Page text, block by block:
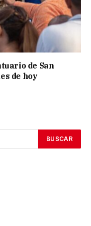
de San
de hoy